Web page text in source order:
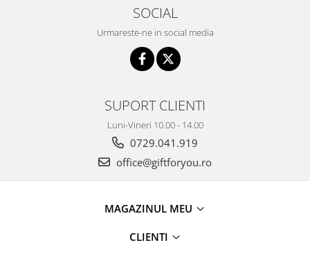
SOCIAL
Urmareste-ne in social media
SUPORT CLIENTI
Luni-Vineri 10.00 - 14.00
0729.041.919
office@giftforyou.ro
MAGAZINUL MEU
CLIENTI